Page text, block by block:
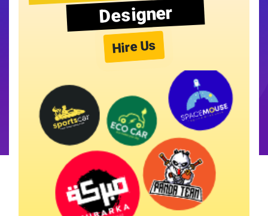
Designer
Hire Us